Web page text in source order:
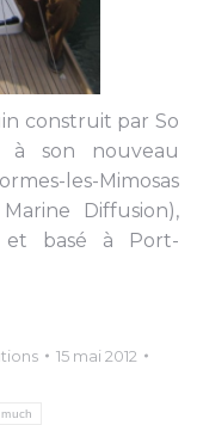
construit par So
à son nouveau
les-Mimosas
Diffusion),
et basé à Port-
15 mai 2012